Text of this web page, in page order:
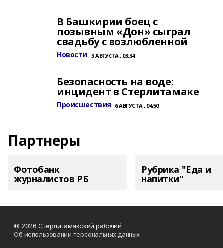
В Башкирии боец с
позывным «Дон» сыграл
свадьбу с возлюбленной
Новости 3 АВГУСТА , 03:34
Безопасность на воде:
инцидент в Стерлитамаке
Происшествия 6 АВГУСТА , 04:50
Партнеры
Фотобанк
журналистов РБ
Рубрика "Еда и
напитки"
© 2026 Стерлитамакский рабочий
Об использовании персональных данных